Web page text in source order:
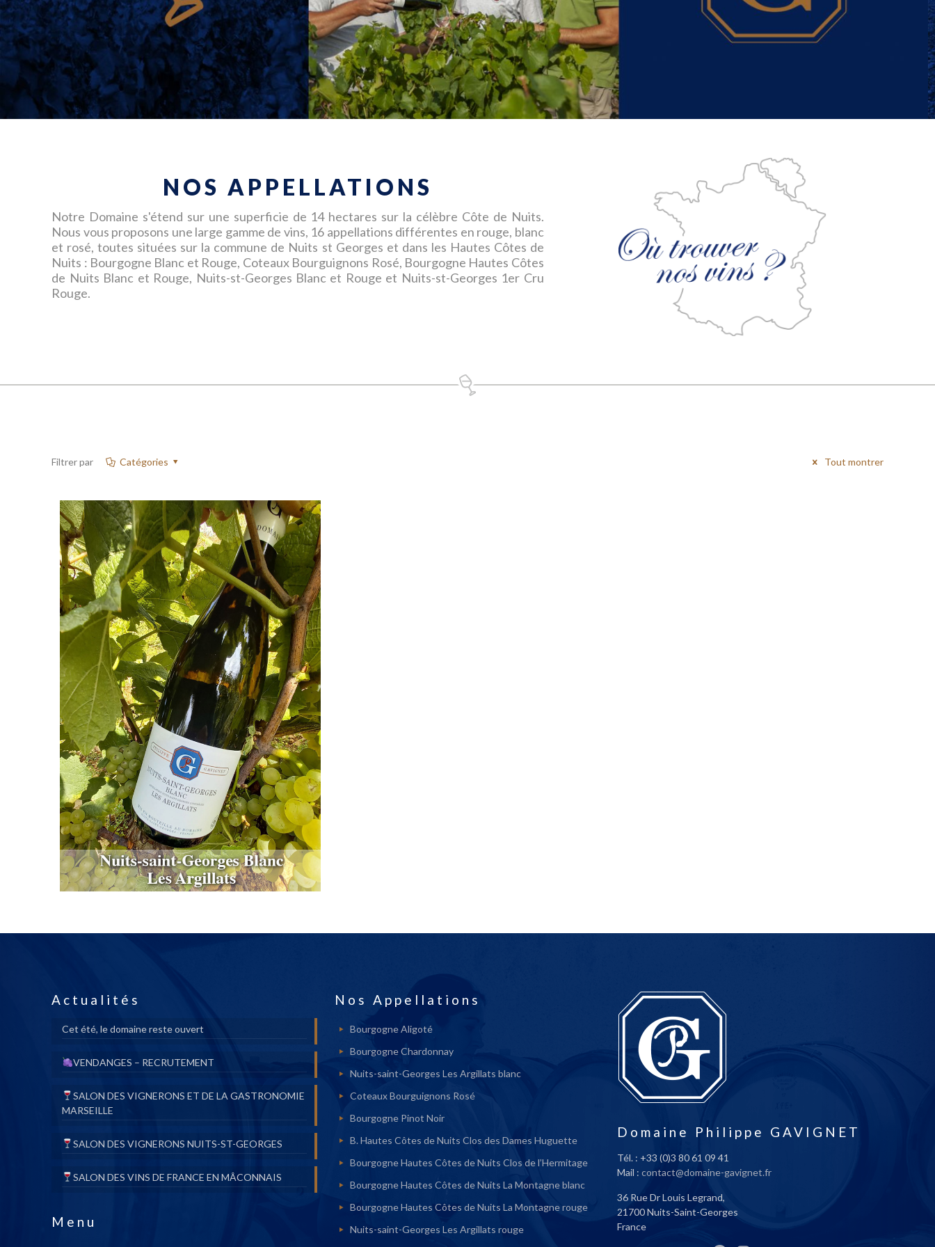
NOS APPELLATIONS
Notre Domaine s'étend sur une superficie de 14 hectares sur la célèbre Côte de Nuits.
Nous vous proposons une large gamme de vins, 16 appellations différentes en rouge, blanc
et rosé, toutes situées sur la commune de Nuits st Georges et dans les Hautes Côtes de
Nuits : Bourgogne Blanc et Rouge, Coteaux Bourguignons Rosé, Bourgogne Hautes Côtes
de Nuits Blanc et Rouge, Nuits-st-Georges Blanc et Rouge et Nuits-st-Georges 1er Cru
Rouge.
Filtrer par Catégories Tout montrer
Nuits-Saint-
Georges Les
Argillats Blanc
En savoir plus…
Actualités
Cet été, le domaine reste ouvert
VENDANGES – RECRUTEMENT
SALON DES VIGNERONS ET DE LA GASTRONOMIE
MARSEILLE
SALON DES VIGNERONS NUITS-ST-GEORGES
SALON DES VINS DE FRANCE EN MÂCONNAIS
Menu
Nos Appellations
Bourgogne Aligoté
Bourgogne Chardonnay
Nuits-saint-Georges Les Argillats blanc
Coteaux Bourguignons Rosé
Bourgogne Pinot Noir
B. Hautes Côtes de Nuits Clos des Dames Huguette
Bourgogne Hautes Côtes de Nuits Clos de l’Hermitage
Bourgogne Hautes Côtes de Nuits La Montagne blanc
Bourgogne Hautes Côtes de Nuits La Montagne rouge
Nuits-saint-Georges Les Argillats rouge
Domaine Philippe GAVIGNET
Tél. : +33 (0)3 80 61 09 41
Mail :contact@domaine-gavignet.fr
36 Rue Dr Louis Legrand,
21700 Nuits-Saint-Georges
France